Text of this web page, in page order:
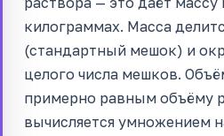
килограммах. Масса
(стандартный мешок) и
целого числа мешков.
примерно равным объёму
вычисляется умножением